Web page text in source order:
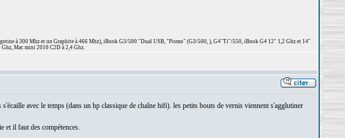
à 300 Mhz et un Graphite à 466 Mhz), iBook G3/500 "Dual USB, "Pismo" (G3/500, ), G4"Ti"/550, iBook G4 12" 1,2 Ghz et 14"
Mac mini 2010 C2D à 2,4 Ghz.
avec le temps (dans un hp classique de chaîne hifi). les petits bouts de vernis viennent s'agglutiner
et il faut des compétences.